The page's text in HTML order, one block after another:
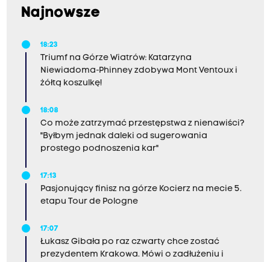
Najnowsze
18:23
Triumf na Górze Wiatrów: Katarzyna
Niewiadoma-Phinney zdobywa Mont Ventoux i
żółtą koszulkę!
18:08
Co może zatrzymać przestępstwa z nienawiści?
"Byłbym jednak daleki od sugerowania
prostego podnoszenia kar"
17:13
Pasjonujący finisz na górze Kocierz na mecie 5.
etapu Tour de Pologne
17:07
Łukasz Gibała po raz czwarty chce zostać
prezydentem Krakowa. Mówi o zadłużeniu i